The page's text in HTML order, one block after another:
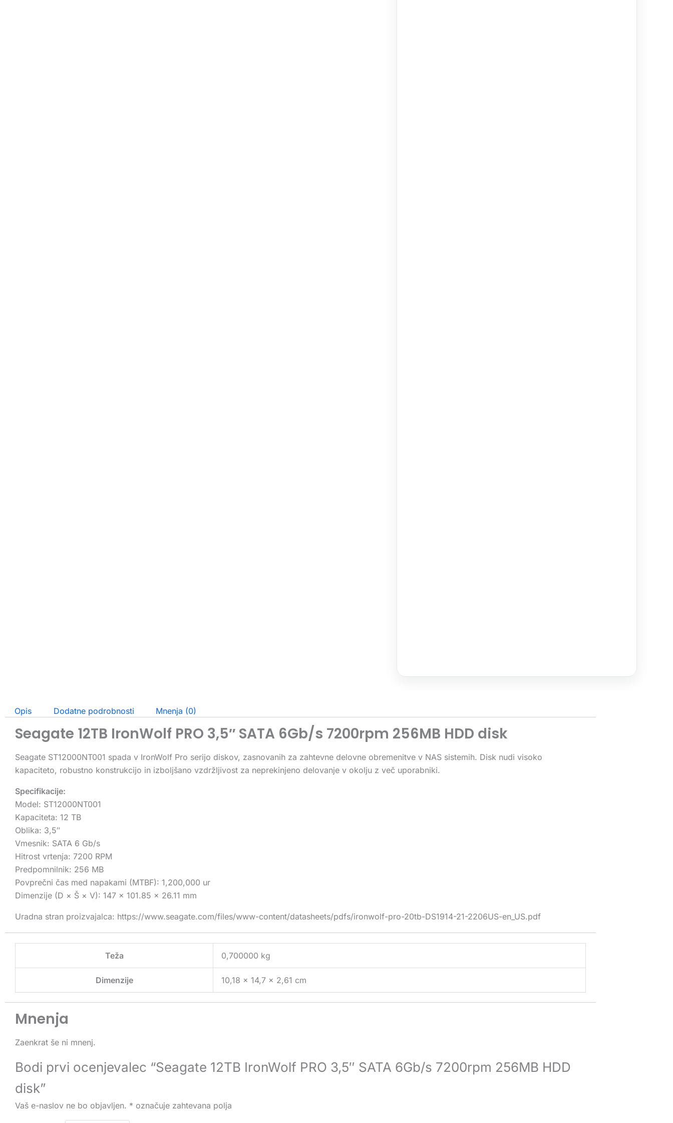
Opis Dodatne podrobnosti Mnenja (0)
Seagate 12TB IronWolf PRO 3,5″ SATA 6Gb/s 7200rpm 256MB HDD disk
Seagate ST12000NT001 spada v IronWolf Pro serijo diskov, zasnovanih za zahtevne delovne obremenitve v NAS sistemih. Disk nudi visoko
kapaciteto, robustno konstrukcijo in izboljšano vzdržljivost za neprekinjeno delovanje v okolju z več uporabniki.
Specifikacije:
Model: ST12000NT001
Kapaciteta: 12 TB
Oblika: 3,5″
Vmesnik: SATA 6 Gb/s
Hitrost vrtenja: 7200 RPM
Predpomnilnik: 256 MB
Povprečni čas med napakami (MTBF): 1,200,000 ur
Dimenzije (D × Š × V): 147 × 101.85 × 26.11 mm
Uradna stran proizvajalca: https://www.seagate.com/files/www-content/datasheets/pdfs/ironwolf-pro-20tb-DS1914-21-2206US-en_US.pdf
Teža 0,700000 kg
Dimenzije 10,18 × 14,7 × 2,61 cm
Mnenja
Zaenkrat še ni mnenj.
Bodi prvi ocenjevalec “Seagate 12TB IronWolf PRO 3,5″ SATA 6Gb/s 7200rpm 256MB HDD
disk”
Vaš e-naslov ne bo objavljen. * označuje zahtevana polja